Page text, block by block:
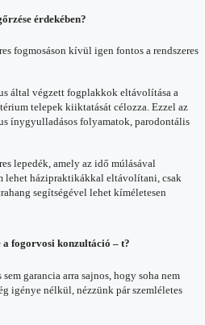
érdekében?
fogmosáson kívül igen fontos a rendszeres
által végzett fogplakkok eltávolítása a
telepek kiiktatását célozza. Ezzel az
ínygyulladásos folyamatok, parodontális
lepedék, amely az idő múlásával
lehet házipraktikákkal eltávolítani, csak
segítségével lehet kíméletesen
a fogorvosi konzultáció – t?
garancia arra sajnos, hogy soha nem
igénye nélkül, nézzünk pár szemléletes